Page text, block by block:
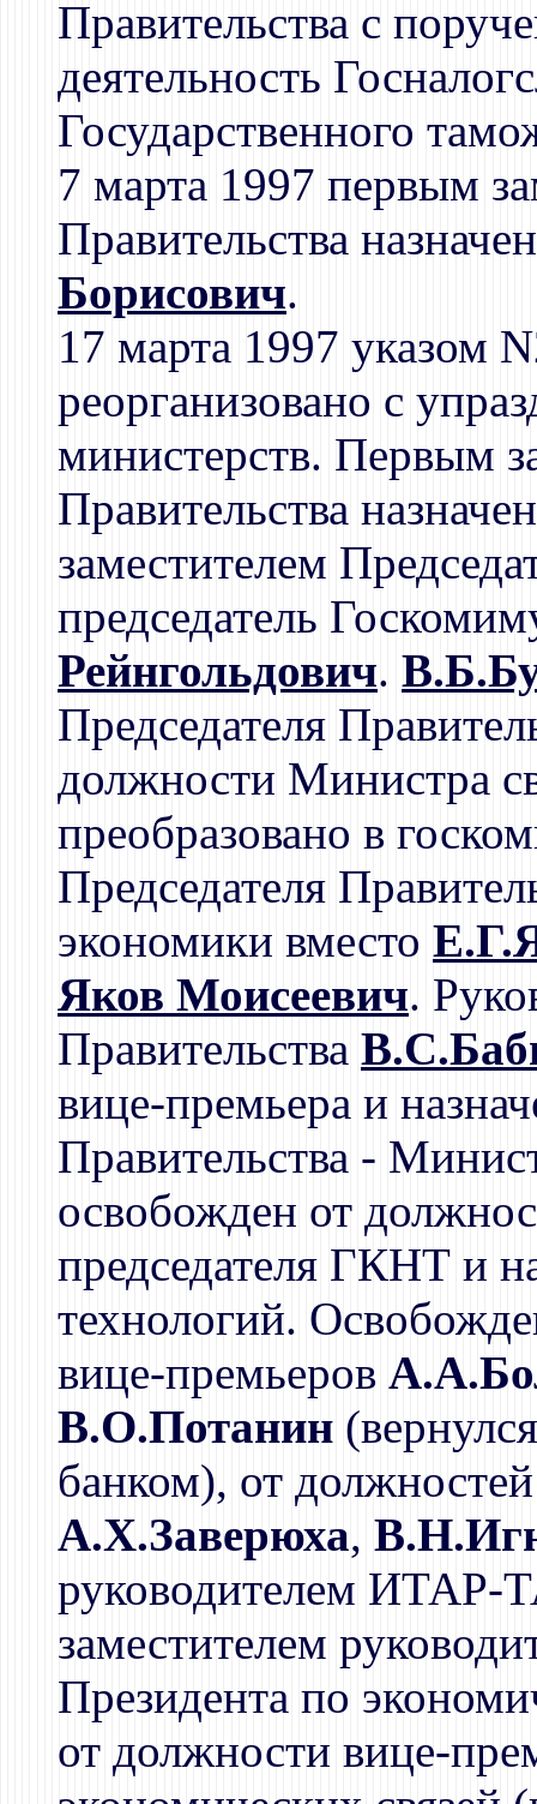
Правительства с
деятельность
Государственного
7 марта 1997 первым
Правительства
Борисович.
17 марта 1997 указом
реорганизовано с
министерств. Первым
Правительства
заместителем
председатель
Рейнгольдович.
Председателя
должности Министра
преобразовано в
Председателя
экономики вместо
Яков Моисеевич.
Правительства
вице-премьера и
Правительства -
освобожден от
председателя ГКНТ и
технологий.
вице-премьеров
В.О.Потанин
банком), от
А.Х.Заверюха,
руководителем
заместителем
Президента по
от должности вице-